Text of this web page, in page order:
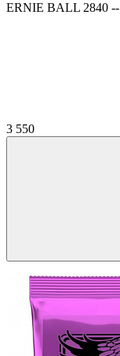
ERNIE BALL 2840 --
3 550